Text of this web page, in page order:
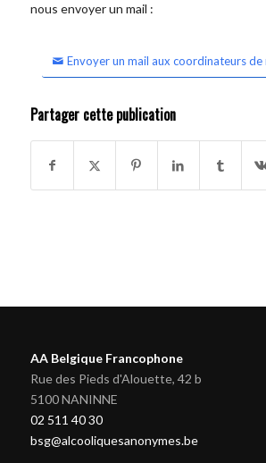
nous envoyer un mail :
Envoyer un mail aux coordinateurs de
Partager cette publication
AA Belgique Francophone
Rue des Pieds d'Alouette, 42 b
5100 NANINNE
02 511 40 30
bsg@alcooliquesanonymes.be